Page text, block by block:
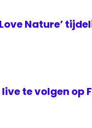
Nature’
te volgen op